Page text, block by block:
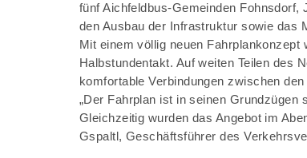
fünf Aichfeldbus-Gemeinden Fohnsdorf,
den Ausbau der Infrastruktur sowie das
Mit einem völlig neuen
Halbstundentakt. Auf weiten Teilen des
komfortable Verbindungen zwischen
„Der Fahrplan ist in seinen
Gleichzeitig wurden das Angebot im
Gspaltl, Geschäftsführer des